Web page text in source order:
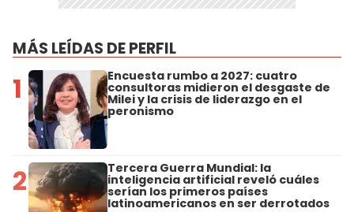
MÁS LEÍDAS DE PERFIL
1 Encuesta rumbo a 2027: cuatro
consultoras midieron el desgaste de
Milei y la crisis de liderazgo en el
peronismo
2 Tercera Guerra Mundial: la
inteligencia artificial reveló cuáles
serían los primeros países
latinoamericanos en ser derrotados